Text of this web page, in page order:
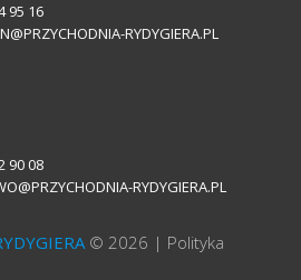
95 16
RYDYGIERA.PL
90 08
RYDYGIERA.PL
© 2026
Polityka